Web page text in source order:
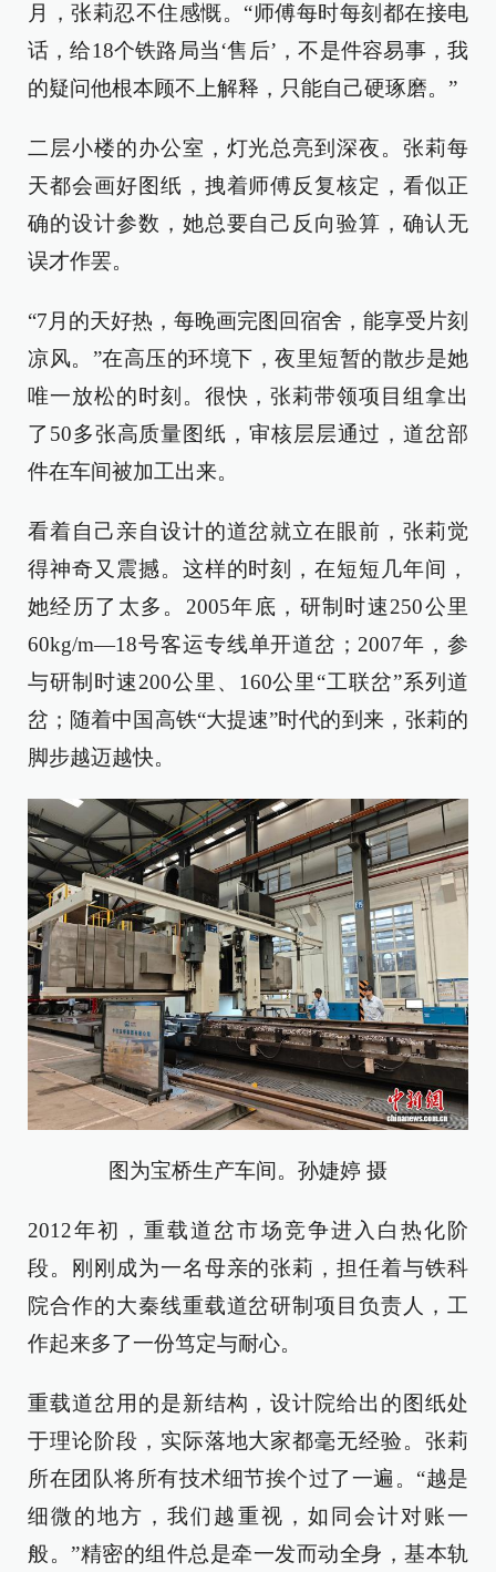
月，张莉忍不住感慨。“师傅每时每刻都在接电
话，给18个铁路局当‘售后’，不是件容易事，我
的疑问他根本顾不上解释，只能自己硬琢磨。”
二层小楼的办公室，灯光总亮到深夜。张莉每
天都会画好图纸，拽着师傅反复核定，看似正
确的设计参数，她总要自己反向验算，确认无
误才作罢。
“7月的天好热，每晚画完图回宿舍，能享受片刻
凉风。”在高压的环境下，夜里短暂的散步是她
唯一放松的时刻。很快，张莉带领项目组拿出
了50多张高质量图纸，审核层层通过，道岔部
件在车间被加工出来。
看着自己亲自设计的道岔就立在眼前，张莉觉
得神奇又震撼。这样的时刻，在短短几年间，
她经历了太多。2005年底，研制时速250公里
60kg/m—18号客运专线单开道岔；2007年，参
与研制时速200公里、160公里“工联岔”系列道
岔；随着中国高铁“大提速”时代的到来，张莉的
脚步越迈越快。
图为宝桥生产车间。孙婕婷 摄
2012年初，重载道岔市场竞争进入白热化阶
段。刚刚成为一名母亲的张莉，担任着与铁科
院合作的大秦线重载道岔研制项目负责人，工
作起来多了一份笃定与耐心。
重载道岔用的是新结构，设计院给出的图纸处
于理论阶段，实际落地大家都毫无经验。张莉
所在团队将所有技术细节挨个过了一遍。“越是
细微的地方，我们越重视，如同会计对账一
般。”精密的组件总是牵一发而动全身，基本轨